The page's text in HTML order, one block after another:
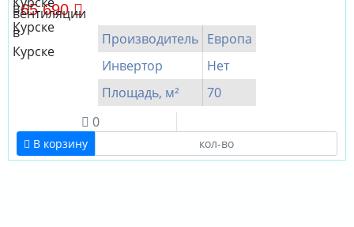
65 690
Производитель Европа
Инвертор
Нет
Площадь, м²
70
0
В корзину